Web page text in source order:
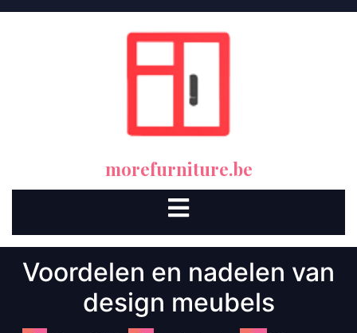
morefurniture.be
Open
Button
Voordelen en nadelen van
design meubels